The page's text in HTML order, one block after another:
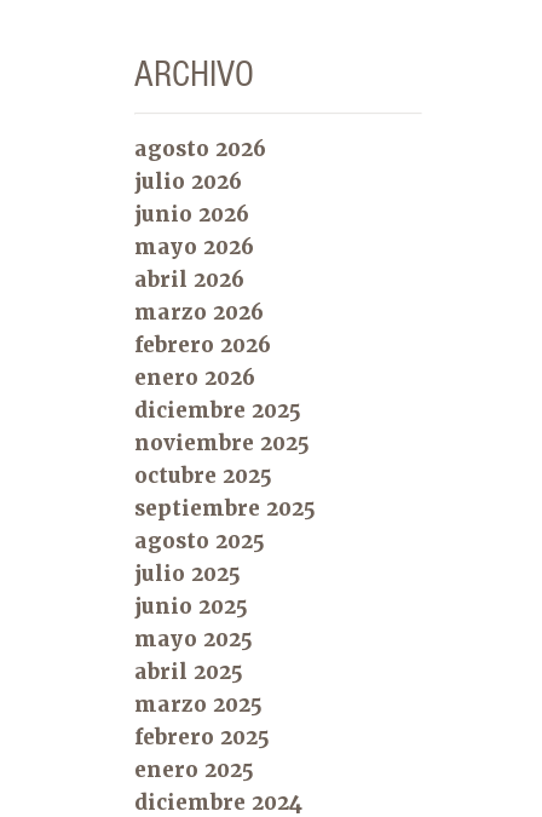
ARCHIVO
agosto 2026
julio 2026
junio 2026
mayo 2026
abril 2026
marzo 2026
febrero 2026
enero 2026
diciembre 2025
noviembre 2025
octubre 2025
septiembre 2025
agosto 2025
julio 2025
junio 2025
mayo 2025
abril 2025
marzo 2025
febrero 2025
enero 2025
diciembre 2024